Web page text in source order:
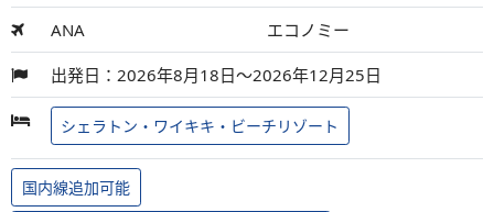
ANA エコノミー
出発日：2026年8月18日～2026年12月25日
シェラトン・ワイキキ・ビーチリゾート
国内線追加可能